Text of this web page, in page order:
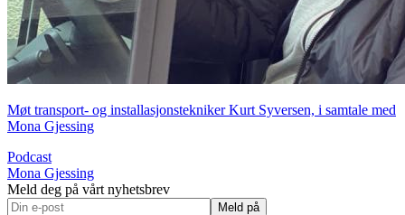
Møt transport- og installasjonstekniker Kurt Syversen, i samtale med
Mona Gjessing
Podcast
Mona Gjessing
Meld deg på vårt nyhetsbrev
Meld på